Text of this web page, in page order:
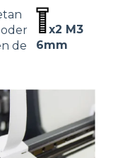
de
x2 M3
6mm